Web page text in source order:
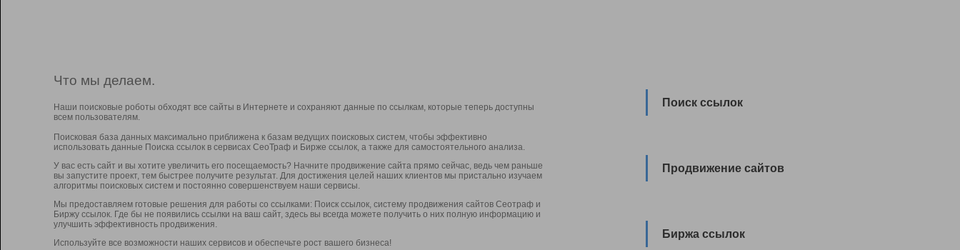
Что мы делаем.
Наши поисковые роботы обходят все сайты в Интернете и сохраняют данные по ссылкам, которые теперь доступны
всем пользователям.
Поисковая база данных максимально приближена к базам ведущих поисковых систем, чтобы эффективно
использовать данные Поиска ссылок в сервисах СеоТраф и Бирже ссылок, а также для самостоятельного анализа.
У вас есть сайт и вы хотите увеличить его посещаемость? Начните продвижение сайта прямо сейчас, ведь чем раньше
вы запустите проект, тем быстрее получите результат. Для достижения целей наших клиентов мы пристально изучаем
алгоритмы поисковых систем и постоянно совершенствуем наши сервисы.
Мы предоставляем готовые решения для работы со ссылками: Поиск ссылок, систему продвижения сайтов Сеотраф и
Биржу ссылок. Где бы не появились ссылки на ваш сайт, здесь вы всегда можете получить о них полную информацию и
улучшить эффективность продвижения.
Используйте все возможности наших сервисов и обеспечьте рост вашего бизнеса!
Поиск ссылок
Продвижение сайтов
Биржа ссылок